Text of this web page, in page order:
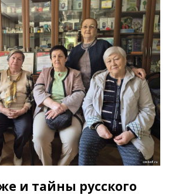
и тайны русского